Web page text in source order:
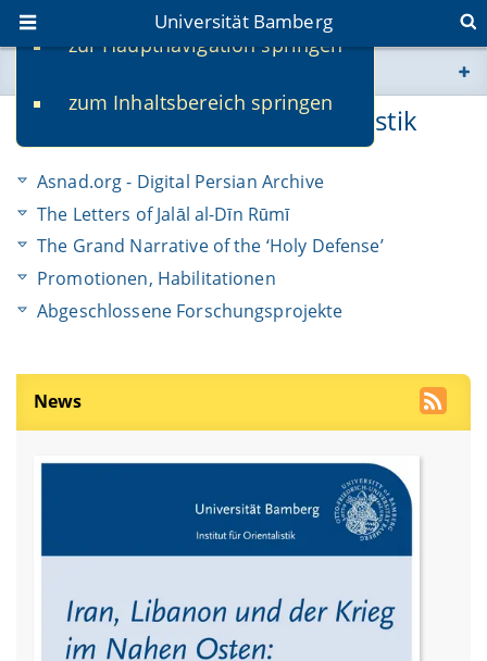
zur Hauptnavigation springen
zum Inhaltsbereich springen
Universität Bamberg
www.uni-bamberg.de
fis.uni-bamberg.de
Forschung am Lehrstuhl Iranistik
Asnad.org - Digital Persian Archive
The Letters of Jalāl al-Dīn Rūmī
The Grand Narrative of the ‘Holy Defense’
Promotionen, Habilitationen
Abgeschlossene Forschungsprojekte
News